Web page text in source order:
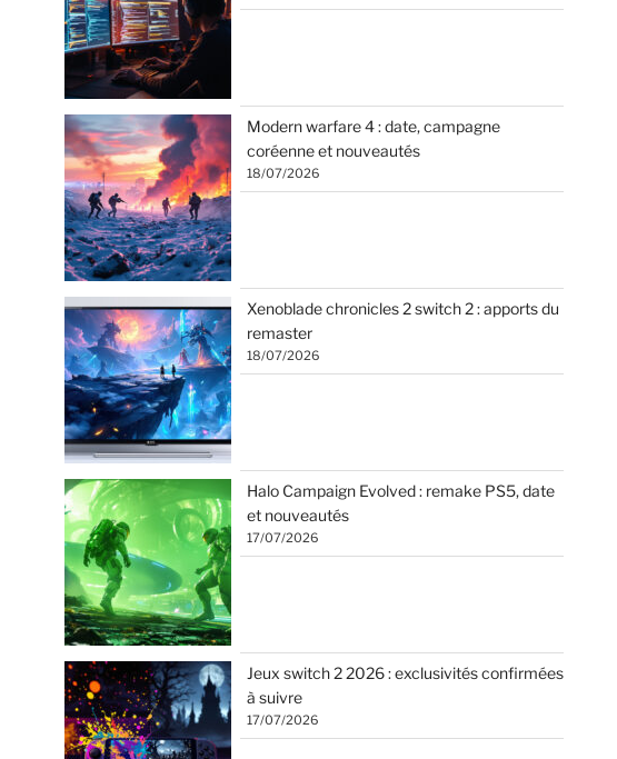
Modern warfare 4 : date, campagne
coréenne et nouveautés
18/07/2026
Xenoblade chronicles 2 switch 2 : apports du
remaster
18/07/2026
Halo Campaign Evolved : remake PS5, date
et nouveautés
17/07/2026
Jeux switch 2 2026 : exclusivités confirmées
à suivre
17/07/2026